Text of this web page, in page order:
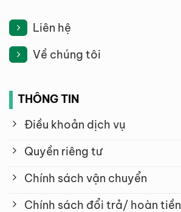
Liên hệ
Về chúng tôi
THÔNG TIN
Điều khoản dịch vụ
Quyền riêng tư
Chính sách vận chuyển
Chính sách đổi trả/ hoàn tiền